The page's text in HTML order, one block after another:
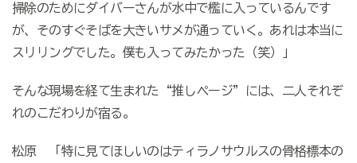
掃除のためにダイバーさんが水中で檻に入っているんです
が、そのすぐそばを大きいサメが通っていく。あれは本当に
スリリングでした。僕も入ってみたかった（笑）」
そんな現場を経て生まれた“推しページ”には、二人それぞ
れのこだわりが宿る。
松原 「特に見てほしいのはティラノサウルスの骨格標本の